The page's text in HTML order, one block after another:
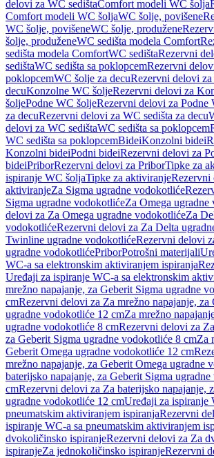
delovi za WC sedištaComfort modeli WC šolja
Comfort modeli WC šoljaWC šolje, povišene
WC šolje, povišeneWC šolje, produžene
šolje, produženeWC sedišta modela Comfort
sedišta modela ComfortWC sedištaRezervni
sedištaWC sedišta sa poklopcemRezervni
poklopcemWC šolje za decuRezervni delovi
decuKonzolne WC šoljeRezervni delovi za
šoljePodne WC šoljeRezervni delovi za Podne
za decuRezervni delovi za WC sedišta za decu
delovi za WC sedištaWC sedišta sa poklopcem
WC sedišta sa poklopcemBideiKonzolni bidei
Konzolni bideiPodni bideiRezervni delovi za
bideiPriborRezervni delovi za PriborTipke za
ispiranje WC šoljaTipke za aktiviranjeRezervni
aktiviranjeZa Sigma ugradne vodokotliće
Sigma ugradne vodokotlićeZa Omega ugradne
delovi za Za Omega ugradne vodokotlićeZa
vodokotlićeRezervni delovi za Za Delta
Twinline ugradne vodokotlićeRezervni delovi
ugradne vodokotlićePriborPotrošni materijali
WC-a sa elektronskim aktiviranjem ispiranja
Uređaji za ispiranje WC-a sa elektronskim
mrežno napajanje, za Geberit Sigma ugradne
cmRezervni delovi za Za mrežno napajanje, za
ugradne vodokotliće 12 cmZa mrežno
ugradne vodokotliće 8 cmRezervni delovi za
za Geberit Sigma ugradne vodokotliće 8 cmZa
Geberit Omega ugradne vodokotliće 12 cm
mrežno napajanje, za Geberit Omega ugradne
baterijsko napajanje, za Geberit Sigma
cmRezervni delovi za Za baterijsko napajanje,
ugradne vodokotliće 12 cmUređaji za ispiranje
pneumatskim aktiviranjem ispiranjaRezervni
ispiranje WC-a sa pneumatskim aktiviranjem
dvokoličinsko ispiranjeRezervni delovi za Za
ispiranjeZa jednokoličinsko ispiranjeRezervni